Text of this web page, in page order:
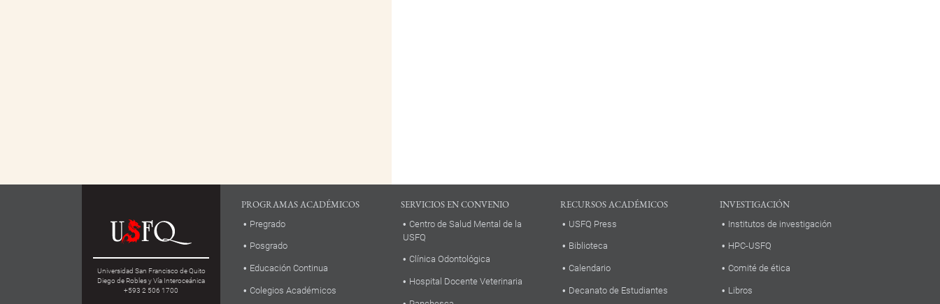
Universidad San Francisco de Quito
Diego de Robles y Vía Interoceánica
+593 2 506 1700
PROGRAMAS ACADÉMICOS
Pregrado
Posgrado
Educación Continua
Colegios Académicos
SERVICIOS EN CONVENIO
Centro de Salud Mental de la
USFQ
Clínica Odontológica
Hospital Docente Veterinaria
RECURSOS ACADÉMICOS
USFQ Press
Biblioteca
Calendario
Decanato de Estudiantes
INVESTIGACIÓN
Institutos de investigación
HPC-USFQ
Comité de ética
Libros